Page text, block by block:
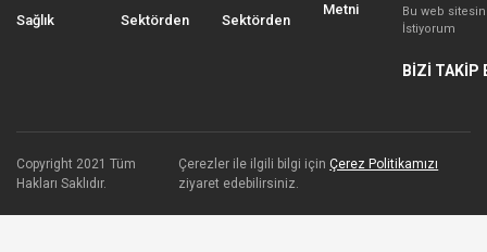
Sağlık
Sektörden
Sektörden
Metni
Bu web
İstiyorum
BİZİ TAKİP
Copyright 2021 Tüm
Hakları Saklıdır.
Çerezler ile ilgili bilgi içinÇerez Politikamızı
ziyaret edebilirsiniz.